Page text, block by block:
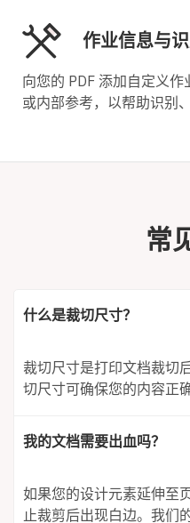
作业信息与
向您的 PDF 添加自定义
或内部参考，以帮助识别
常
什么是裁切尺寸？
裁切尺寸是打印文档裁切
切尺寸可确保您的内容正
我的文档需要出血吗？
如果您的设计元素延伸至
止裁剪后出现白边。我们